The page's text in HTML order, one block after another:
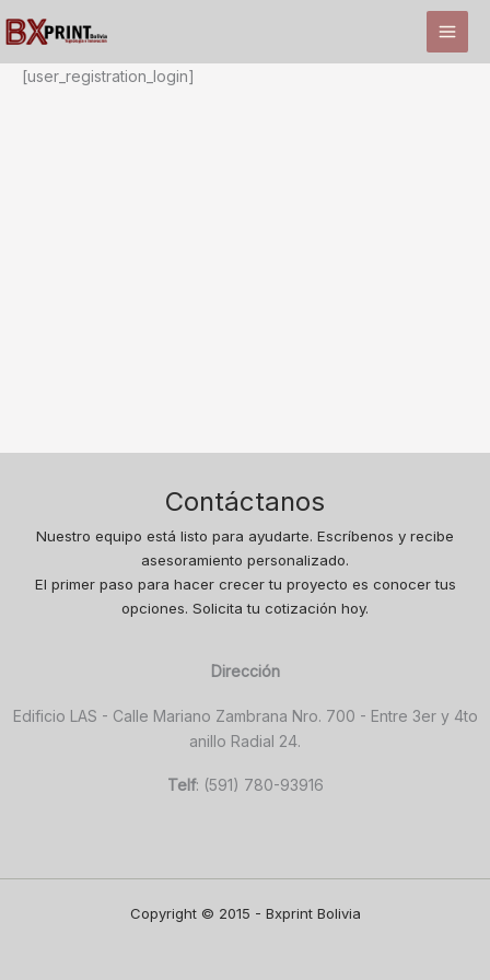
al
contenido
[user_registration_login]
Contáctanos
Nuestro equipo está listo para ayudarte. Escríbenos y recibe
asesoramiento personalizado.
El primer paso para hacer crecer tu proyecto es conocer tus
opciones. Solicita tu cotización hoy.
Dirección
Edificio LAS - Calle Mariano Zambrana Nro. 700 - Entre 3er y 4to
anillo Radial 24.
Telf: (591) 780-93916
Copyright © 2015 - Bxprint Bolivia